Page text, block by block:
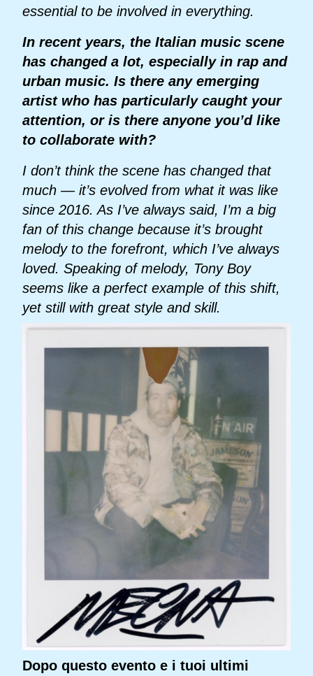
essential to be involved in everything.
In recent years, the Italian music scene
has changed a lot, especially in rap and
urban music. Is there any emerging
artist who has particularly caught your
attention, or is there anyone you’d like
to collaborate with?
I don’t think the scene has changed that
much — it’s evolved from what it was like
since 2016. As I’ve always said, I’m a big
fan of this change because it’s brought
melody to the forefront, which I’ve always
loved. Speaking of melody, Tony Boy
seems like a perfect example of this shift,
yet still with great style and skill.
Dopo questo evento e i tuoi ultimi